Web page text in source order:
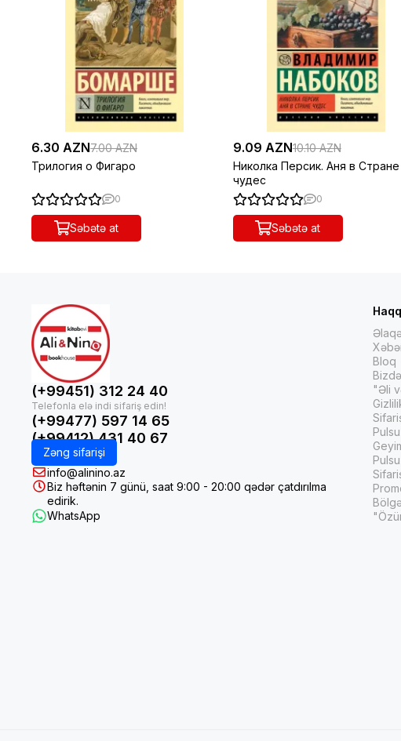
6.30 AZN7.00 AZN
Трилогия о Фигаро
0
Səbətə at
9.09 AZN10.10 AZN
Николка Персик. Аня в Стране
чудес
0
Səbətə at
(+99451) 312 24 40
(+99477) 597 14 65
(+99412) 431 40 67
Zəng sifarişi
info@alinino.az
Biz həftənin 7 günü, saat 9:00 - 20:00 qədər çatdırılma
edirik.
WhatsApp
Bloq
"Əli